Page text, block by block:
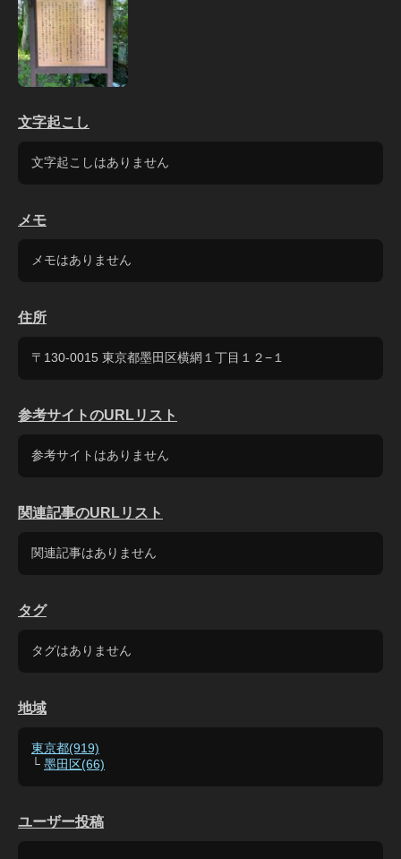
文字起こし
文字起こしはありません
メモ
メモはありません
住所
〒130-0015 東京都墨田区横網１丁目１２−１
参考サイトのURLリスト
参考サイトはありません
関連記事のURLリスト
関連記事はありません
タグ
タグはありません
地域
東京都(919)
└ 墨田区(66)
ユーザー投稿